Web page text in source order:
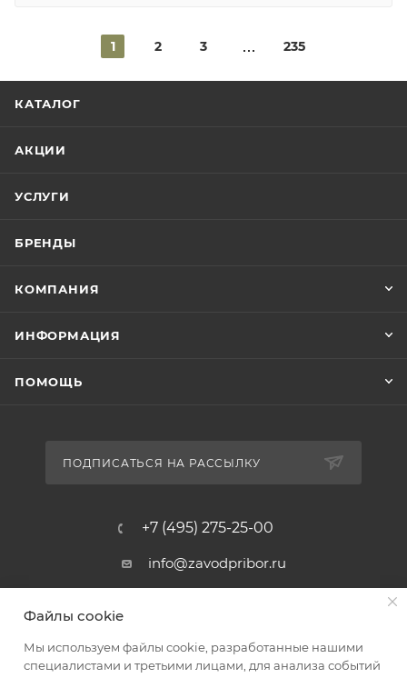
1 2 3 235
КАТАЛОГ
АКЦИИ
УСЛУГИ
БРЕНДЫ
КОМПАНИЯ
ИНФОРМАЦИЯ
ПОМОЩЬ
ПОДПИСАТЬСЯ НА РАССЫЛКУ
+7 (495) 275-25-00
info@zavodpribor.ru
Файлы cookie
Мы используем файлы cookie, разработанные нашими
специалистами и третьими лицами, для анализа событий